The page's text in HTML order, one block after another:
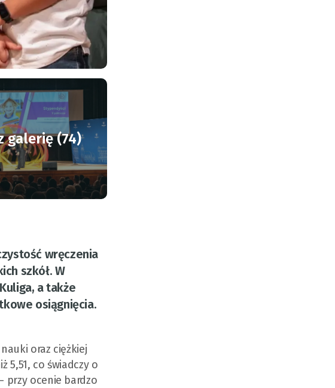
galerię (74)
wręczenia
szkół. W
a także
osiągnięcia.
oraz ciężkiej
5,51, co świadczy o
przy ocenie bardzo